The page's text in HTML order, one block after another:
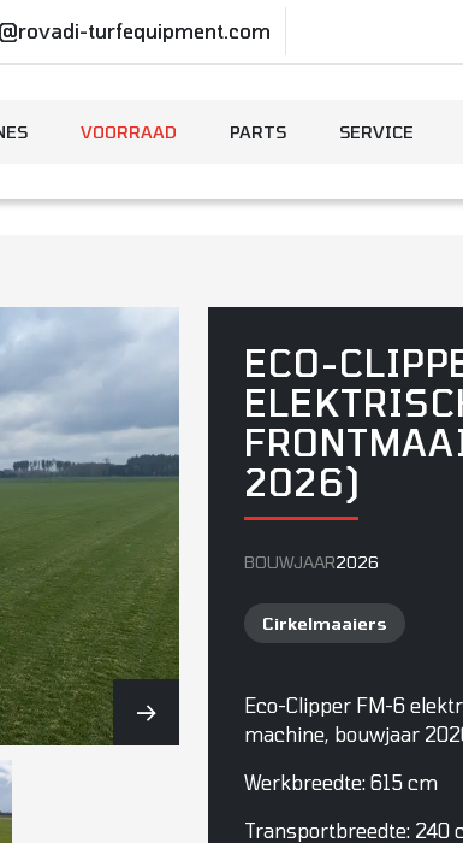
turfequipment.com
VOORRAAD PARTS SERVICE
ECO-
2026)
BOUWJAAR2026
Cirkelmaaiers
Eco-Clipper FM-6
machine, bouwjaar
Werkbreedte: 615 cm
Transportbreedte: 240